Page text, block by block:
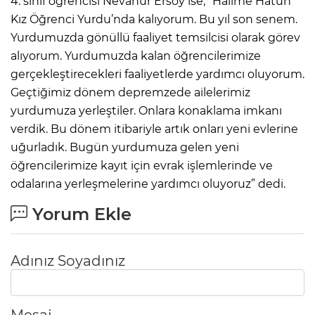
Kız Öğrenci Yurdu’nda kalıyorum. Bu yıl son senem.
Yurdumuzda gönüllü faaliyet temsilcisi olarak görev
alıyorum. Yurdumuzda kalan öğrencilerimize
gerçekleştirecekleri faaliyetlerde yardımcı oluyorum.
Geçtiğimiz dönem depremzede ailelerimiz
yurdumuza yerleştiler. Onlara konaklama imkanı
verdik. Bu dönem itibariyle artık onları yeni evlerine
uğurladık. Bugün yurdumuza gelen yeni
öğrencilerimize kayıt için evrak işlemlerinde ve
odalarına yerleşmelerine yardımcı oluyoruz” dedi.
Yorum Ekle
Adınız Soyadınız